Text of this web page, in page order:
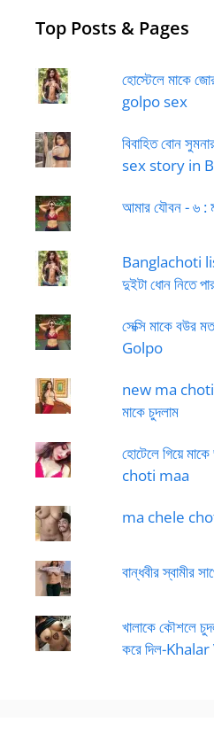
Top Posts & Pages
হোস্টেলে মাকে
golpo sex
বিবাহিত বোন
sex story in
আমার যৌবন - ৬ :
Banglachoti
দুইটা ধোন নিতে
সেক্সি মাকে
Golpo
new ma choti
মাকে চুদলাম
হোটেলে গিয়ে
choti maa
ma chele choti
বান্ধবীর স্বামীর
খালাকে কৌশলে
করে দিল-